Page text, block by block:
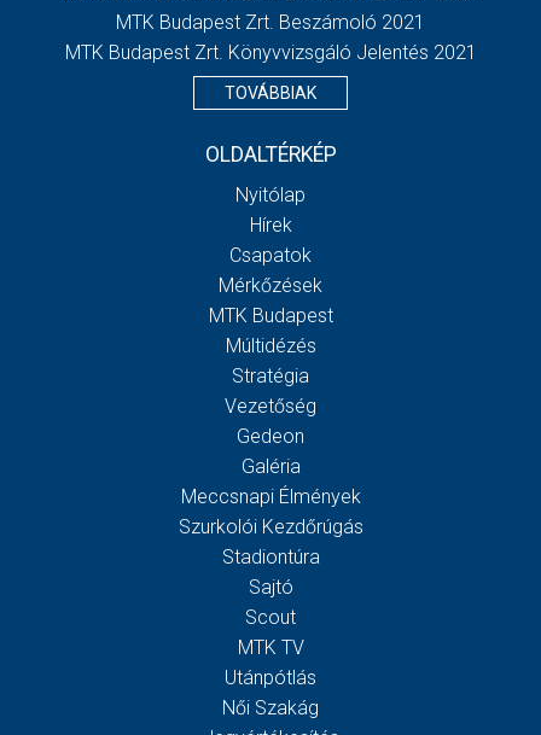
MTK Budapest Zrt. Beszámoló 2021
MTK Budapest Zrt. Könyvvizsgáló Jelentés 2021
TOVÁBBIAK
OLDALTÉRKÉP
Nyitólap
Hírek
Csapatok
Mérkőzések
MTK Budapest
Múltidézés
Stratégia
Vezetőség
Gedeon
Galéria
Meccsnapi Élmények
Szurkolói Kezdőrúgás
Stadiontúra
Sajtó
Scout
MTK TV
Utánpótlás
Női Szakág